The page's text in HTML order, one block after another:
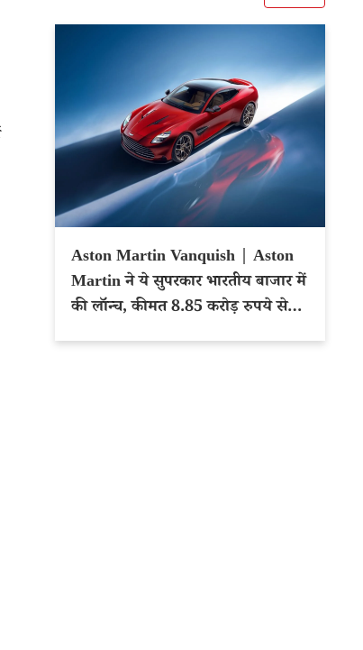
Aston Martin Vanquish | Aston
Martin ने ये सुपरकार भारतीय बाजार में
की लॉन्च, कीमत 8.85 करोड़ रुपये से